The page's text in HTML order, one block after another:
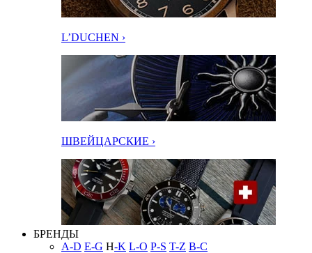
L’DUCHEN ›
ШВЕЙЦАРСКИЕ ›
БРЕНДЫ
A-D E-G H-K L-O P-S T-Z В-С